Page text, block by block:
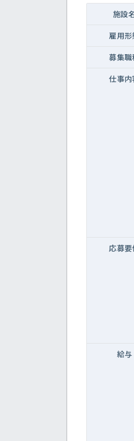
施設
雇用形
募集職
仕事内
応募要
給与